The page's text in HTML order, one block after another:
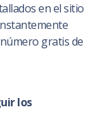
en el sitio
gratis de
los